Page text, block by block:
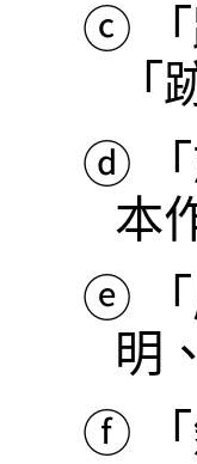
ⓒ
ⓓ
本
ⓔ
明
ⓕ